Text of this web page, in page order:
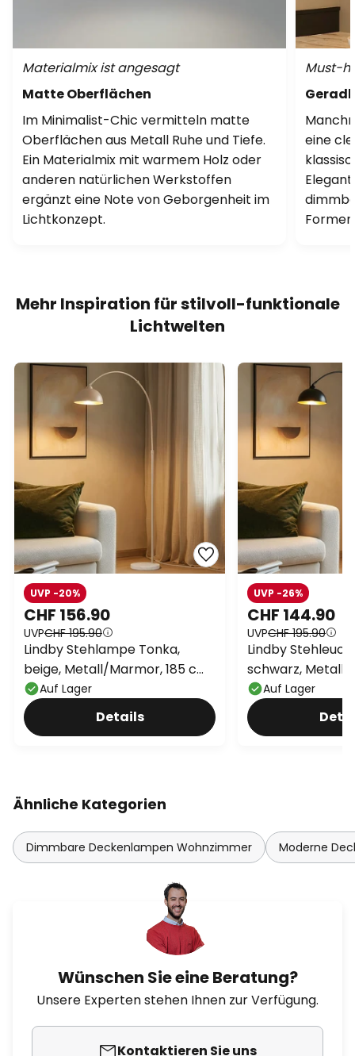
Materialmix ist angesagt
Matte Oberflächen
Im Minimalist-Chic vermitteln matte
Oberflächen aus Metall Ruhe und Tiefe.
Ein Materialmix mit warmem Holz oder
anderen natürlichen Werkstoffen
ergänzt eine Note von Geborgenheit im
Lichtkonzept.
Must-
eine
Mehr Inspiration für stilvoll-funktionale
Lichtwelten
CHF 156.90
UVPCHF 195.90
UVP -20%
Lindby Stehlampe Tonka,
beige, Metall/Marmor, 185 cm,
E27Auf Lager
Details
CHF 144.90
UVPCHF 195.90
UVP -26%
Lindby
schwarz, Metall,
Auf Lager
Ähnliche Kategorien
Dimmbare Deckenlampen Wohnzimmer Moderne
Wünschen Sie eine Beratung?
Unsere Experten stehen Ihnen zur Verfügung.
Kontaktieren Sie uns